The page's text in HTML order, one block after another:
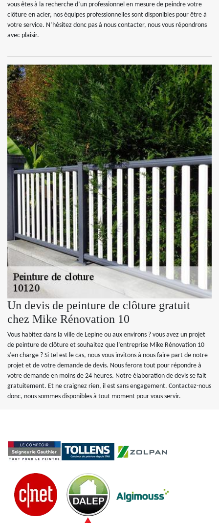
vous êtes à la recherche d’un professionnel en mesure de peindre votre
clôture en acier, nos équipes professionnelles sont disponibles pour être à
votre service. N’hésitez donc pas à nous contacter, nous vous répondrons
avec plaisir.
Un devis de peinture de clôture gratuit
chez Mike Rénovation 10
Vous habitez dans la ville de Lepine ou aux environs ? vous avez un projet
de peinture de clôture et souhaitez que l’entreprise Mike Rénovation 10
s’en charge ? Si tel est le cas, nous vous invitons à nous faire part de notre
projet et de votre demande de devis. Nous ferons tout pour répondre à
votre demande en moins de 24 heures. Notre élaboration de devis se fait
gratuitement. Et ne craignez rien, il est sans engagement. Contactez-nous
donc, nous sommes disponibles à tout moment pour vous servir.